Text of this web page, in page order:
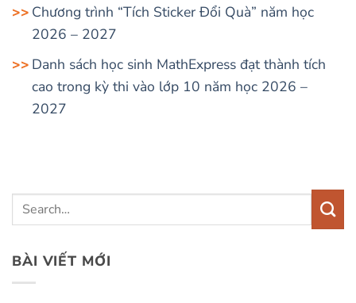
Chương trình “Tích Sticker Đổi Quà” năm học
2026 – 2027
Danh sách học sinh MathExpress đạt thành tích
cao trong kỳ thi vào lớp 10 năm học 2026 –
2027
BÀI VIẾT MỚI